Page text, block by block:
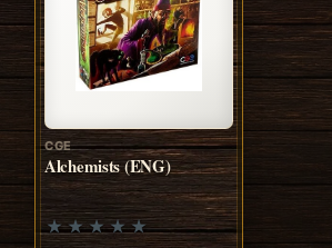
CGE
Alchemists (ENG)